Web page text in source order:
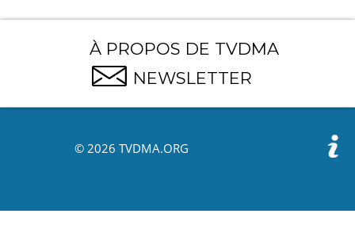
À PROPOS DE TVDMA
NEWSLETTER
© 2026 TVDMA.ORG